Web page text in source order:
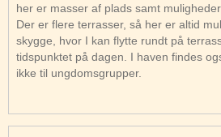
her er masser af plads samt
Der er flere terrasser, så her er altid
skygge, hvor I kan flytte rundt på
tidspunktet på dagen. I haven findes
ikke til ungdomsgrupper.